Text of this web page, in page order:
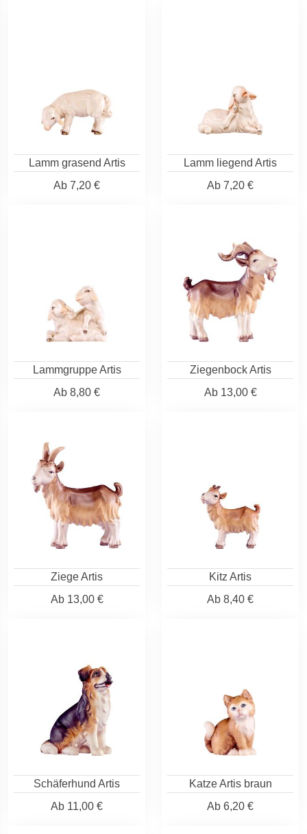
Lamm grasend Artis
Ab 7,20 €
Lamm liegend Artis
Ab 7,20 €
Lammgruppe Artis
Ab 8,80 €
Ziegenbock Artis
Ab13,00 €
Ziege Artis
Ab13,00 €
Kitz Artis
Ab 8,40 €
Schäferhund Artis
Ab 11,00 €
Katze Artis braun
Ab 6,20 €